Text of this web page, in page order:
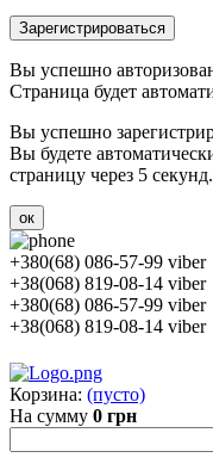
Зарегистрироваться
Вы успешно
Страница будет
Вы успешно
Вы будете
страницу через 5 секунд.
ок
+380(68) 086-57-99 viber
+38(068) 819-08-14 viber
+380(68) 086-57-99 viber
+38(068) 819-08-14 viber
Корзина: (пусто)
На сумму 0 грн